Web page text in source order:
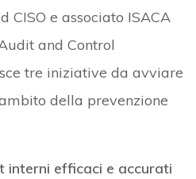
CISO e associato ISACA
and Control
tre iniziative da avviare
della prevenzione
interni efficaci e accurati